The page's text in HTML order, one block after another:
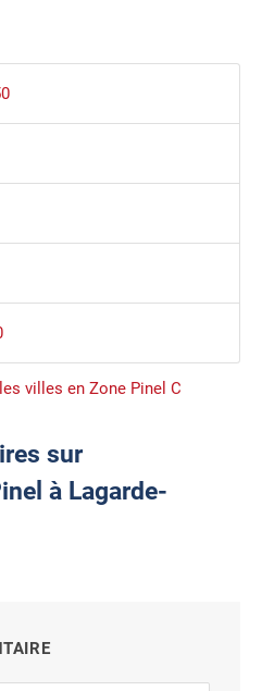
villes en Zone Pinel C
sur
à Lagarde-